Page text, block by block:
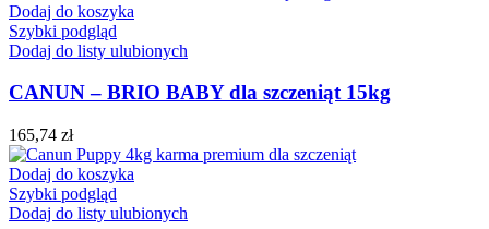
Dodaj do koszyka
Szybki podgląd
Dodaj do listy ulubionych
CANUN – BRIO BABY dla szczeniąt 15kg
165,74 zł
Dodaj do koszyka
Szybki podgląd
Dodaj do listy ulubionych